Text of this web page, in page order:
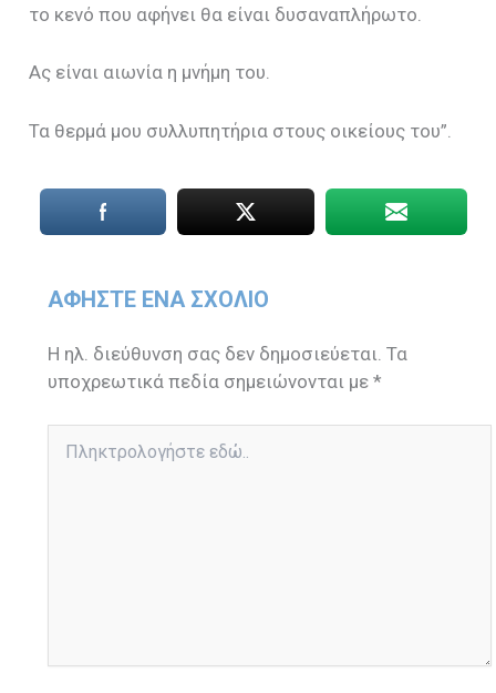
το κενό που αφήνει θα είναι δυσαναπλήρωτο.
Ας είναι αιωνία η μνήμη του.
Τα θερμά μου συλλυπητήρια στους οικείους του”.
ΑΦΉΣΤΕ ΈΝΑ ΣΧΌΛΙΟ
Η ηλ. διεύθυνση σας δεν δημοσιεύεται. Τα
υποχρεωτικά πεδία σημειώνονται με*
εδώ..